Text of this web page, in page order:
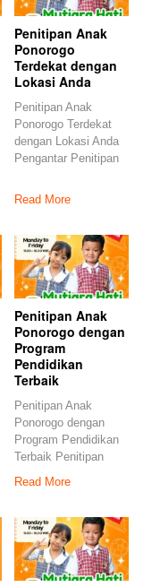
Penitipan Anak
Ponorogo
Terdekat dengan
Lokasi Anda
Penitipan Anak
Ponorogo Terdekat
dengan Lokasi Anda
Pengantar Penitipan
Penitipan anak
Read More
Penitipan Anak
Ponorogo dengan
Program
Pendidikan
Terbaik
Penitipan Anak
Ponorogo dengan
Program Pendidikan
Terbaik Penitipan
menjadi pilihan ideal
Read More